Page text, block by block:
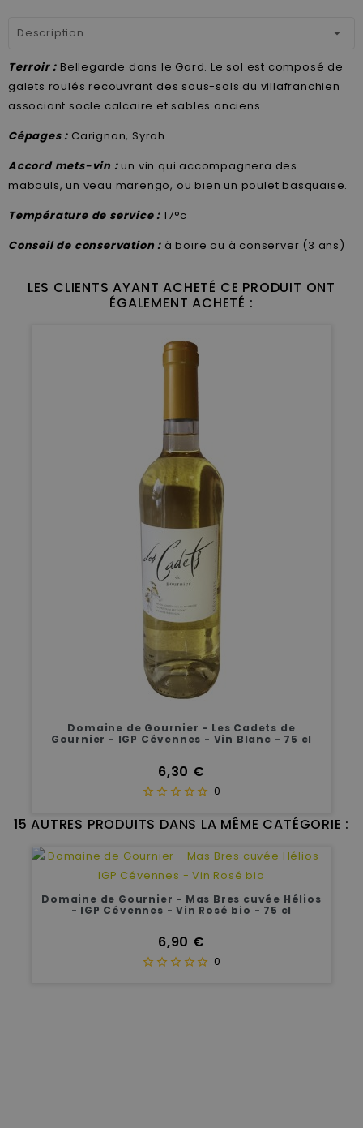
Description
Terroir : Bellegarde dans le Gard. Le sol est composé de
galets roulés recouvrant des sous-sols du villafranchien
associant socle calcaire et sables anciens.
Cépages : Carignan, Syrah
Accord mets-vin :un vin qui accompagnera des
mabouls, un veau marengo, ou bien un poulet basquaise.
Température de service : 17°c
Conseil de conservation : à boire ou à conserver (3 ans)
LES CLIENTS AYANT ACHETÉ CE PRODUIT ONT
ÉGALEMENT ACHETÉ :
Domaine de Gournier - Les Cadets de
Gournier - IGP Cévennes - Vin Blanc - 75 cl
Prix
6,30 €
0
15 AUTRES PRODUITS DANS LA MÊME CATÉGORIE :
Domaine de Gournier - Mas Bres cuvée Hélios
- IGP Cévennes - Vin Rosé bio - 75 cl
Prix
6,90 €
0